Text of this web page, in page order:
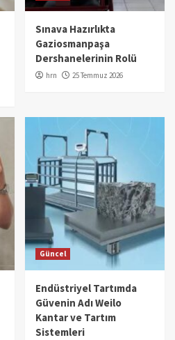
Sınava Hazırlıkta
Gaziosmanpaşa
Dershanelerinin Rolü
hrn 25 Temmuz 2026
Güncel
Endüstriyel Tartımda
Güvenin Adı Weilo
Kantar ve Tartım
Sistemleri